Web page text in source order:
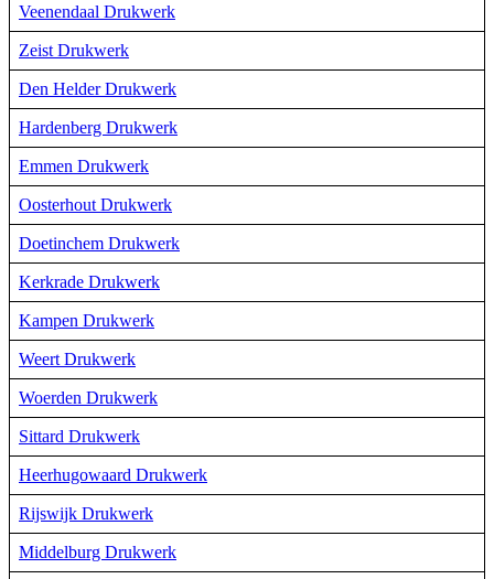
Veenendaal Drukwerk
Zeist Drukwerk
Den Helder Drukwerk
Hardenberg Drukwerk
Emmen Drukwerk
Oosterhout Drukwerk
Doetinchem Drukwerk
Kerkrade Drukwerk
Kampen Drukwerk
Weert Drukwerk
Woerden Drukwerk
Sittard Drukwerk
Heerhugowaard Drukwerk
Rijswijk Drukwerk
Middelburg Drukwerk